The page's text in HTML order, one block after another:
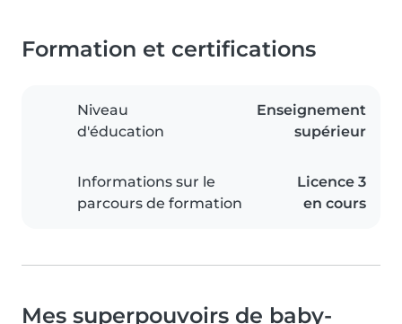
Formation et certifications
Niveau
d'éducation
Enseignement
supérieur
Informations sur le
parcours de formation
Licence 3
en cours
Mes superpouvoirs de baby-